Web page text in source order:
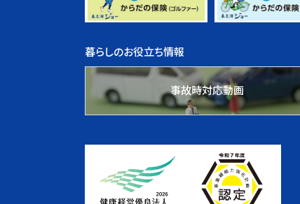
暮らしのお役立ち情報
事故時対応動画